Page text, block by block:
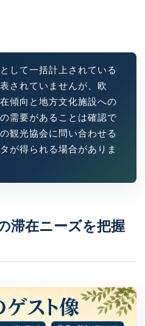
して一括計上されている
されていませんが、欧
傾向と地方文化施設への
需要があることは確認で
観光協会に問い合わせる
が得られる場合がありま
滞在ニーズを把握